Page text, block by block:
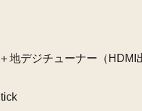
地デジチューナー（HDMI